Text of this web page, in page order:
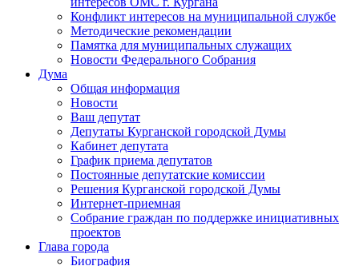
Конфликт интересов на муниципальной службе
Методические рекомендации
Памятка для муниципальных служащих
Новости Федерального Cобрания
Дума
Общая информация
Новости
Ваш депутат
Депутаты Курганской городской Думы
Кабинет депутата
График приема депутатов
Постоянные депутатские комиссии
Решения Курганской городской Думы
Интернет-приемная
Собрание граждан по поддержке инициативных
проектов
Глава города
Биография